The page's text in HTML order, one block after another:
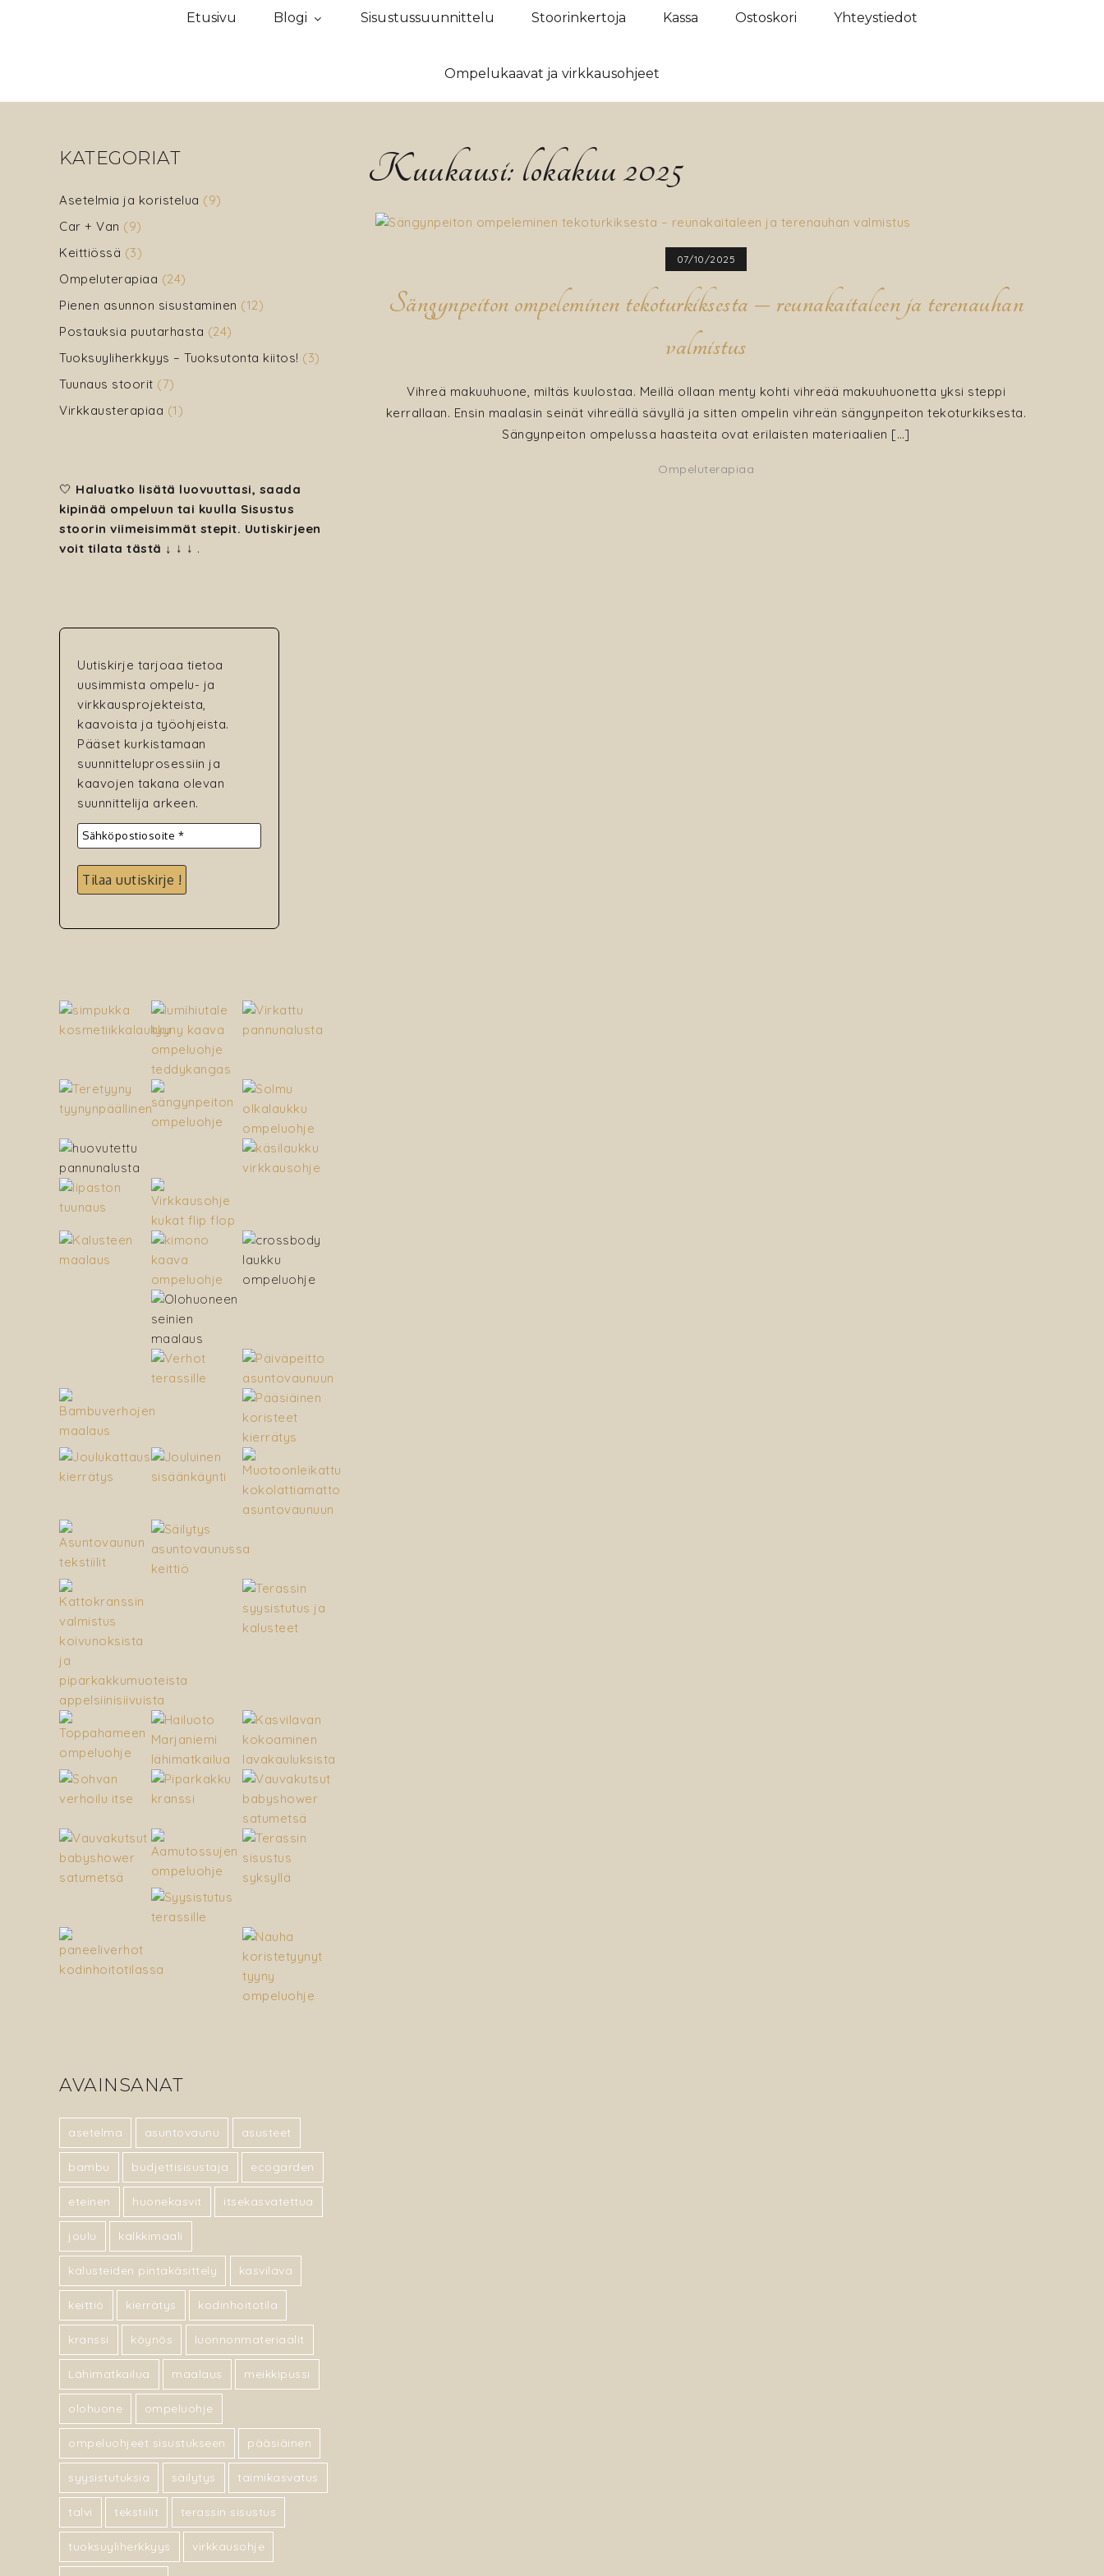
Etusivu Blogi Sisustussuunnittelu Stoorinkertoja Kassa Ostoskori Yhteystiedot
Ompelukaavat ja virkkausohjeet
Kuukausi: lokakuu 2025
07/10/2025
Sängynpeiton ompeleminen tekoturkiksesta – reunakaitaleen ja terenauhan
valmistus
Vihreä makuuhuone, miltäs kuulostaa. Meillä ollaan menty kohti vihreää makuuhuonetta yksi steppi
kerrallaan. Ensin maalasin seinät vihreällä sävyllä ja sitten ompelin vihreän sängynpeiton tekoturkiksesta.
Sängynpeiton ompelussa haasteita ovat erilaisten materiaalien […]
Ompeluterapiaa
KATEGORIAT
Asetelmia ja koristelua (9)
Car + Van (9)
Keittiössä (3)
Ompeluterapiaa (24)
Pienen asunnon sisustaminen (12)
Postauksia puutarhasta (24)
Tuoksuyliherkkyys – Tuoksutonta kiitos! (3)
Tuunaus stoorit (7)
Virkkausterapiaa (1)
🤍 Haluatko lisätä luovuuttasi, saada
kipinää ompeluun tai kuulla Sisustus
stoorin viimeisimmät stepit. Uutiskirjeen
voit tilata tästä ↓ ↓ ↓ .
Uutiskirje tarjoaa tietoa
uusimmista ompelu- ja
virkkausprojekteista,
kaavoista ja työohjeista.
Pääset kurkistamaan
suunnitteluprosessiin ja
kaavojen takana olevan
suunnittelija arkeen.
AVAINSANAT
asetelma asuntovaunu asusteet
bambu budjettisisustaja ecogarden
eteinen huonekasvit itsekasvatettua
joulu kalkkimaali
kalusteiden pintakäsittely kasvilava
keittiö kierrätys kodinhoitotila
kranssi köynös luonnonmateriaalit
Lähimatkailua maalaus meikkipussi
olohuone ompeluohje
ompeluohjeet sisustukseen pääsiäinen
syysistutuksia säilytys taimikasvatus
talvi tekstiilit terassin sisustus
tuoksuyliherkkyys virkkausohje